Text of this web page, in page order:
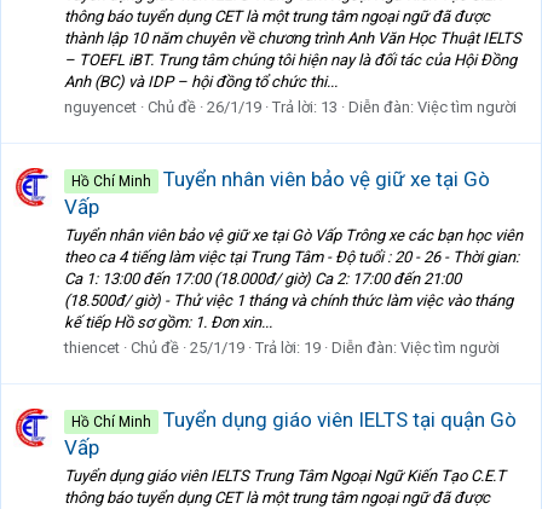
thông báo tuyển dụng CET là một trung tâm ngoại ngữ đã được
thành lập 10 năm chuyên về chương trình Anh Văn Học Thuật IELTS
– TOEFL iBT. Trung tâm chúng tôi hiện nay là đối tác của Hội Đồng
Anh (BC) và IDP – hội đồng tổ chức thi...
nguyencet Chủ đề 26/1/19 Trả lời: 13 Diễn đàn: Việc tìm người
Hồ Chí Minh
Tuyển nhân viên bảo vệ giữ xe tại Gò
Vấp
Tuyển nhân viên bảo vệ giữ xe tại Gò Vấp Trông xe các bạn học viên
theo ca 4 tiếng làm việc tại Trung Tâm - Độ tuổi : 20 - 26 - Thời gian:
Ca 1: 13:00 đến 17:00 (18.000đ/ giờ) Ca 2: 17:00 đến 21:00
(18.500đ/ giờ) - Thử việc 1 tháng và chính thức làm việc vào tháng
kế tiếp Hồ sơ gồm: 1. Đơn xin...
thiencet Chủ đề 25/1/19 Trả lời: 19 Diễn đàn: Việc tìm người
Hồ Chí Minh
Tuyển dụng giáo viên IELTS tại quận Gò
Vấp
Tuyển dụng giáo viên IELTS Trung Tâm Ngoại Ngữ Kiến Tạo C.E.T
thông báo tuyển dụng CET là một trung tâm ngoại ngữ đã được